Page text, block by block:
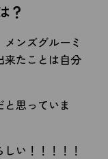
？
ンズグルーミ
来たことは自分
思っていま
い！！！！！